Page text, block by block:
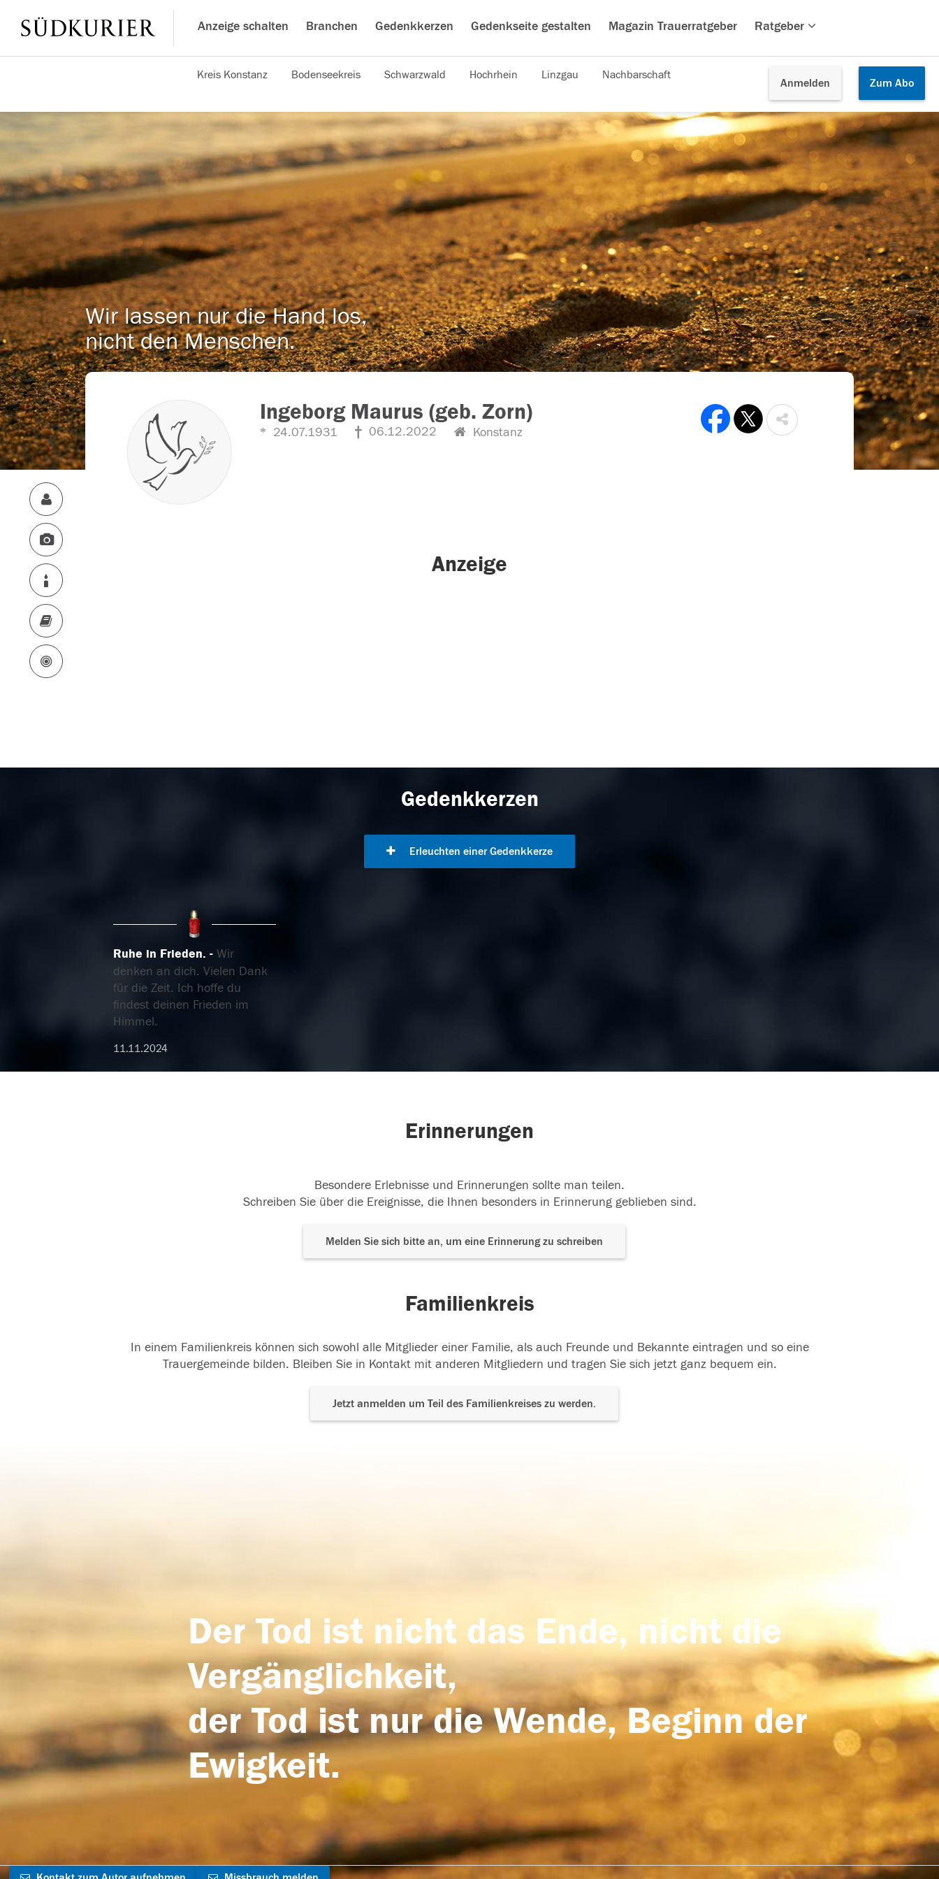
Anzeige schalten Branchen Gedenkkerzen Gedenkseite gestalten Magazin Trauerratgeber Ratgeber
Anmelden Zum Abo
Kreis Konstanz Bodenseekreis Schwarzwald Hochrhein Linzgau Nachbarschaft
Wir lassen nur die Hand los,
nicht den Menschen.
Ingeborg Maurus (geb. Zorn)
24.07.1931 06.12.2022 Konstanz
Anzeige
Gedenkkerzen
Erleuchten einer Gedenkkerze
Ruhe in Frieden.
Wir
denken an dich. Vielen Dank
für die Zeit. Ich hoffe du
findest deinen Frieden im
Himmel.
11.11.2024
Erinnerungen
Besondere Erlebnisse und Erinnerungen sollte man teilen.
Schreiben Sie über die Ereignisse, die Ihnen besonders in Erinnerung geblieben sind.
Melden Sie sich bitte an, um eine Erinnerung zu schreiben
Familienkreis
In einem Familienkreis können sich sowohl alle Mitglieder einer Familie, als auch Freunde und Bekannte eintragen und so eine
Trauergemeinde bilden. Bleiben Sie in Kontakt mit anderen Mitgliedern und tragen Sie sich jetzt ganz bequem ein.
Jetzt anmelden um Teil des Familienkreises zu werden.
Der Tod ist nicht das Ende, nicht die
Vergänglichkeit,
der Tod ist nur die Wende, Beginn der
Ewigkeit.